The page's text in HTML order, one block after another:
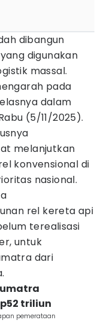
dibangun
digunakan
massal.
pada
dalam
(5/11/2025).
melanjutkan
konvensional di
nasional.
rel kereta api
terealisasi
untuk
dari
triliun
pemerataan